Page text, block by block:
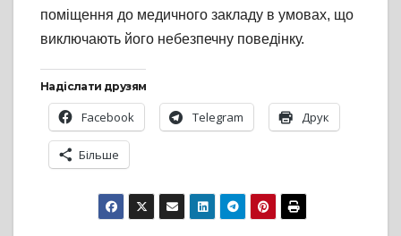
поміщення до медичного закладу в умовах, що
виключають його небезпечну поведінку.
Надіслати друзям
Facebook Telegram Друк
Більше